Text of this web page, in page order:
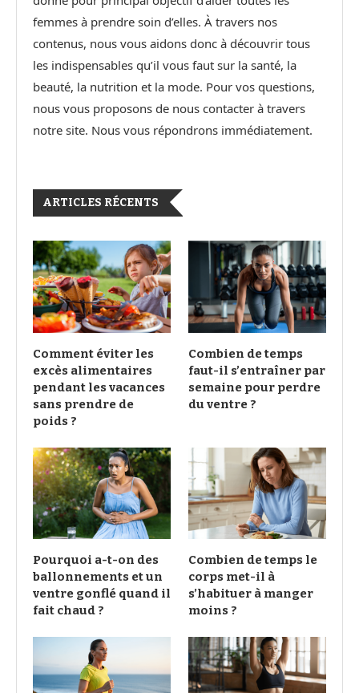
femmes à prendre soin d’elles. À travers nos
contenus, nous vous aidons donc à découvrir tous
les indispensables qu’il vous faut sur la santé, la
beauté, la nutrition et la mode. Pour vos questions,
nous vous proposons de nous contacter à travers
notre site. Nous vous répondrons immédiatement.
ARTICLES RÉCENTS
Comment éviter les
excès alimentaires
pendant les vacances
sans prendre de
poids ?
Combien de temps
faut-il s’entraîner par
semaine pour perdre
du ventre ?
Pourquoi a-t-on des
ballonnements et un
ventre gonflé quand il
fait chaud ?
Combien de temps le
corps met-il à
s’habituer à manger
moins ?